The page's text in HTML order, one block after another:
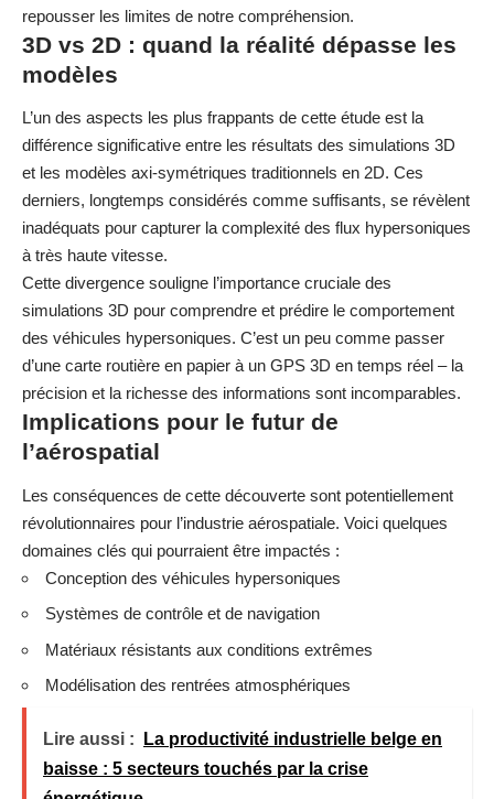
repousser les limites de notre compréhension.
3D vs 2D : quand la réalité dépasse les
modèles
L’un des aspects les plus frappants de cette étude est la
différence significative entre les résultats des simulations 3D
et les modèles axi-symétriques traditionnels en 2D. Ces
derniers, longtemps considérés comme suffisants, se révèlent
inadéquats pour capturer la complexité des flux hypersoniques
à très haute vitesse.
Cette divergence souligne l’importance cruciale des
simulations 3D pour comprendre et prédire le comportement
des véhicules hypersoniques. C’est un peu comme passer
d’une carte routière en papier à un GPS 3D en temps réel – la
précision et la richesse des informations sont incomparables.
Implications pour le futur de
l’aérospatial
Les conséquences de cette découverte sont potentiellement
révolutionnaires pour l’industrie aérospatiale. Voici quelques
domaines clés qui pourraient être impactés :
Conception des véhicules hypersoniques
Systèmes de contrôle et de navigation
Matériaux résistants aux conditions extrêmes
Modélisation des rentrées atmosphériques
Lire aussi :
La productivité industrielle belge en
baisse : 5 secteurs touchés par la crise